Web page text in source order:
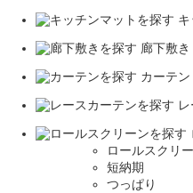
キ
廊下敷き
カーテン
ロールスクリ
短納期
つっぱり